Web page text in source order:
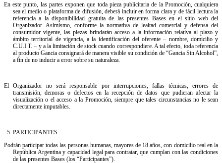
En este punto, las partes exponen que toda pieza publicitaria de la Promoción, cualquiera
sea el medio o plataforma de difusión, deberá incluir en forma clara y de fácil lectura la
referencia a la disponibilidad gratuita de las presentes Bases en el sitio web del
Organizador. Asimismo, conforme la normativa de lealtad comercial y defensa del
consumidor vigente, las piezas brindarán acceso a la información relativa al plazo y
ámbito territorial de vigencia, a la identificación del oferente – nombre, domicilio y
C.U.I.T. – y a la limitación de stock cuando correspondiere. A tal efecto, toda referencia
al producto Gancia consignará de manera visible su condición de “Gancia Sin Alcohol”,
a fin de no inducir a error sobre su naturaleza.
El Organizador no será responsable por interrupciones, fallas técnicas, errores de
transmisión, demoras o defectos en la recepción de datos que pudieran afectar la
visualización o el acceso a la Promoción, siempre que tales circunstancias no le sean
directamente imputables.
5.⁠ ⁠PARTICIPANTES
Podrán participar todas las personas humanas, mayores de 18 años, con domicilio real en la
República Argentina y capacidad legal para contratar, que cumplan con las condiciones
de las presentes Bases (los “Participantes”).